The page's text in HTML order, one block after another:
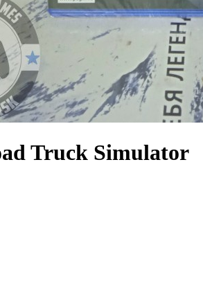
Truck Simulator